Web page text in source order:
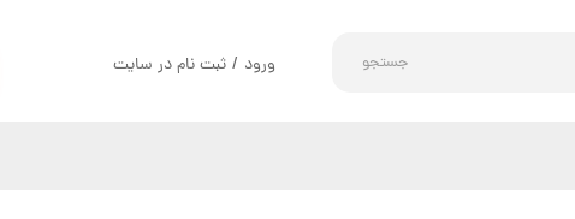
جستجو ورود / ثبت نام در سایت